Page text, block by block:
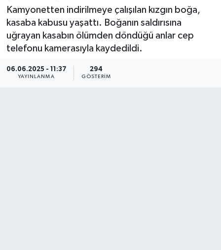
Kamyonetten indirilmeye çalışılan kızgın boğa,
kasaba kabusu yaşattı. Boğanın saldırısına
uğrayan kasabın ölümden döndüğü anlar cep
telefonu kamerasıyla kaydedildi.
06.06.2025 - 11:37
YAYINLANMA
294
GÖSTERIM
Magazin
Resmi İlanlar
Haber Arşivi